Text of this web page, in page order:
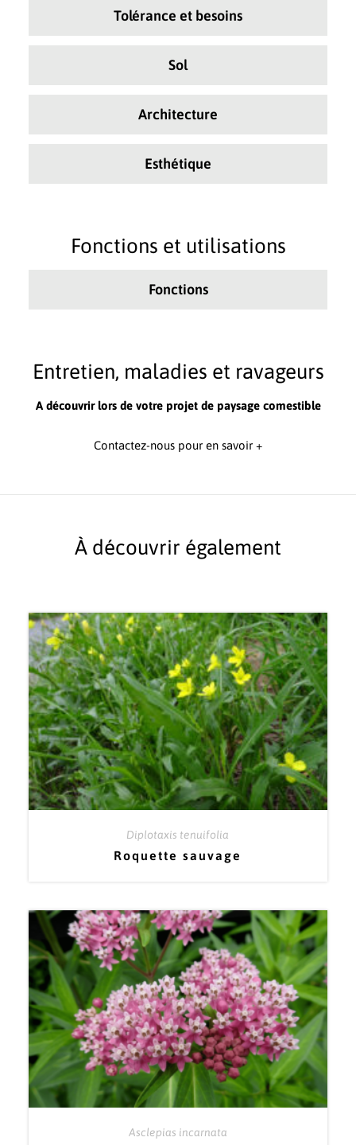
Tolérance et besoins
Sol
Architecture
Esthétique
Fonctions et utilisations
Fonctions
Entretien, maladies et ravageurs
A découvrir lors de votre projet de paysage comestible
Contactez-nous pour en savoir +
À découvrir également
Diplotaxis tenuifolia
Roquette sauvage
Asclepias incarnata